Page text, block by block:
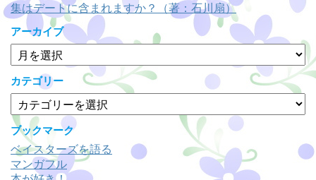
集はデートに含まれますか？（著：石川扇）
アーカイブ
ア
ー
カ
イ
ブ
カテゴリー
テ
ゴ
リ
ー
ブックマーク
ベイスターズを語る
マンガフル